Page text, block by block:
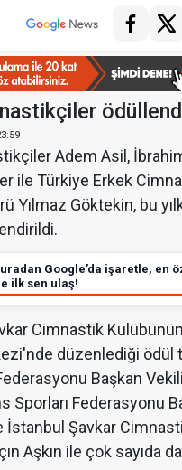
Adem Asil,
ile Türkiye Erkek
Yılmaz Göktekin, bu
Google’da işaretle, en
ilk sen ulaş!
Cimnastik
düzenlediği ödül
Başkan
Sporları Federasyonu
İstanbul Şavkar
Aşkın ile çok sayıda